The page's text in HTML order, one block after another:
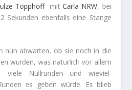
TopphoffmitCarla NRW, bei
Sekunden ebenfalls eine Stange
nun abwarten, ob sie noch in die
würden, was natürlich vor allem
viele Nullrunden und wieviel
es geben würde. Es blieb